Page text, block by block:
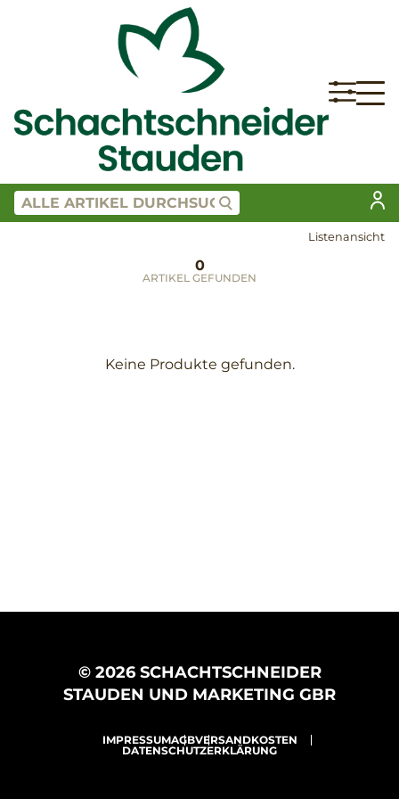
Listenansicht
0
ARTIKEL GEFUNDEN
Keine Produkte gefunden.
© 2026 SCHACHTSCHNEIDER
STAUDEN UND MARKETING GBR
IMPRESSUMAGBVERSANDKOSTEN
DATENSCHUTZERKLÄRUNG